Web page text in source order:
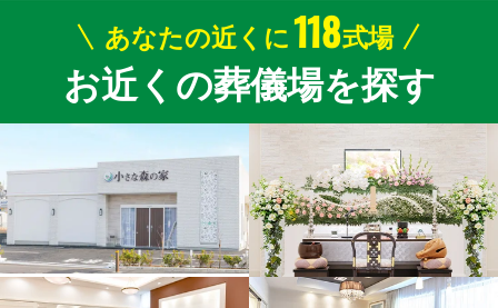
あなたの近くに118式場
お近くの葬儀場を探す